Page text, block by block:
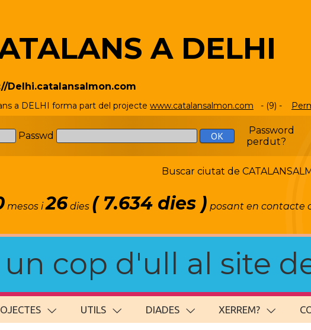
A DELHI
Delhi.catalansalmon.com
a DELHI forma part del projecte www.catalansalmon.com - (9) -
Passwd
Password
perdut?
Buscar ciutat de
mesos i26dies ( 7.634 dies ) posant en contacte
cop d'ull al site
UTILS DIADES XERREM?